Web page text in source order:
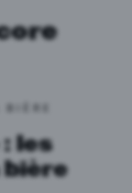
les
bière